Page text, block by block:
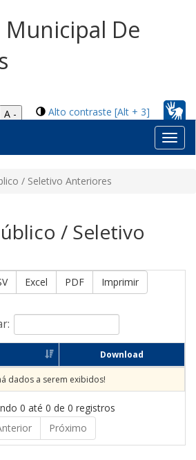
De
Alto contraste [Alt + 3]
A -
/ Seletivo Anteriores
/ Seletivo
Excel PDF Imprimir
Download
dados a serem exibidos!
0 até 0 de 0 registros
Próximo